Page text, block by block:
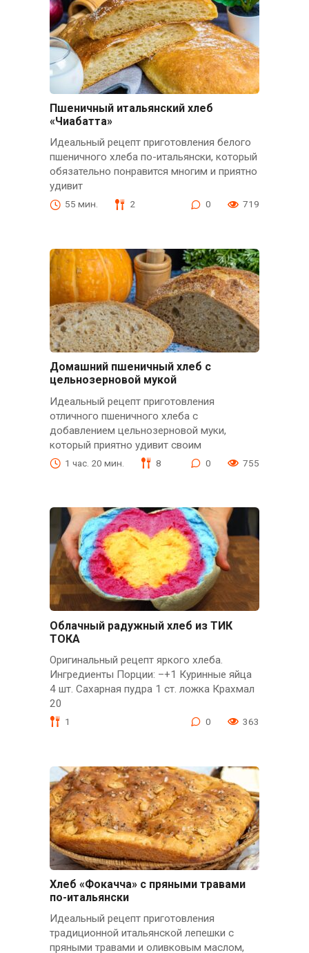
Пшеничный итальянский хлеб
«Чиабатта»
Идеальный рецепт приготовления белого
пшеничного хлеба по-итальянски, который
обязательно понравится многим и приятно
удивит
55 мин. 2 0 719
Домашний пшеничный хлеб с
цельнозерновой мукой
Идеальный рецепт приготовления
отличного пшеничного хлеба с
добавлением цельнозерновой муки,
который приятно удивит своим
1 час. 20 мин. 8 0 755
Облачный радужный хлеб из ТИК
ТОКА
Оригинальный рецепт яркого хлеба.
Ингредиенты Порции: –+1 Куринные яйца
4 шт. Сахарная пудра 1 ст. ложка Крахмал
20
1 0 363
Хлеб «Фокачча» с пряными травами
по-итальянски
Идеальный рецепт приготовления
традиционной итальянской лепешки с
пряными травами и оливковым маслом,